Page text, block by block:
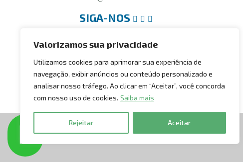
Valorizamos sua privacidade
Utilizamos cookies para aprimorar sua experiência de
navegação, exibir anúncios ou conteúdo personalizado e
analisar nosso tráfego. Ao clicar em “Aceitar”, você concorda
com nosso uso de cookies. Saiba mais
Rejeitar Aceitar
SIGA-NOS